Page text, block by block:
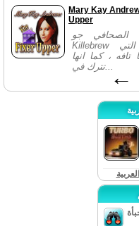
Mary Kay
Upper
الصحافي جو
Killebrew ديمبسي ، التي
تافه ، كما انها
تترك في...←